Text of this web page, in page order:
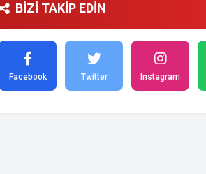
BİZİ TAKİP EDİN
Facebook Twitter Instagram